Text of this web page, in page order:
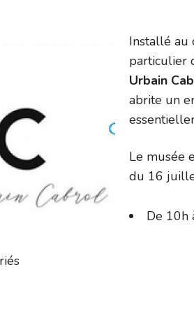
Installé
particulier
Urbain
abrite un
Le musée
du 16
De 10h